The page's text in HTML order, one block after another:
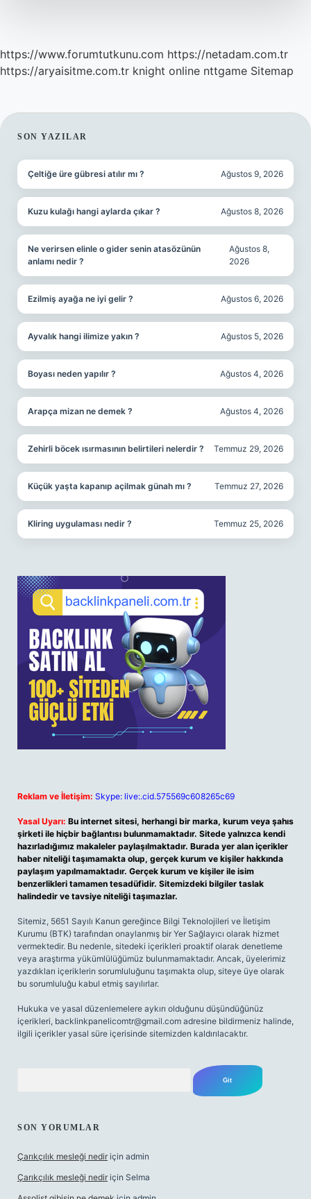
https://www.forumtutkunu.com https://netadam.com.tr
https://aryaisitme.com.tr knight online nttgame Sitemap
SIDEBAR
SON YAZILAR
Çeltiğe üre gübresi atılır mı ? Ağustos 9, 2026
Kuzu kulağı hangi aylarda çıkar ? Ağustos 8, 2026
Ne verirsen elinle o gider senin atasözünün
anlamı nedir ?
Ağustos 8,
2026
Ezilmiş ayağa ne iyi gelir ? Ağustos 6, 2026
Ayvalık hangi ilimize yakın ? Ağustos 5, 2026
Boyası neden yapılır ? Ağustos 4, 2026
Arapça mizan ne demek ? Ağustos 4, 2026
Zehirli böcek ısırmasının belirtileri nelerdir ? Temmuz 29, 2026
Küçük yaşta kapanıp açilmak günah mı ? Temmuz 27, 2026
Kliring uygulaması nedir ? Temmuz 25, 2026
Reklam ve İletişim: Skype: live:.cid.575569c608265c69
Yasal Uyarı: Bu internet sitesi, herhangi bir marka, kurum veya şahıs
şirketi ile hiçbir bağlantısı bulunmamaktadır. Sitede yalnızca kendi
hazırladığımız makaleler paylaşılmaktadır. Burada yer alan içerikler
haber niteliği taşımamakta olup, gerçek kurum ve kişiler hakkında
paylaşım yapılmamaktadır. Gerçek kurum ve kişiler ile isim
benzerlikleri tamamen tesadüfidir. Sitemizdeki bilgiler taslak
halindedir ve tavsiye niteliği taşımazlar.
Sitemiz, 5651 Sayılı Kanun gereğince Bilgi Teknolojileri ve İletişim
Kurumu (BTK) tarafından onaylanmış bir Yer Sağlayıcı olarak hizmet
vermektedir. Bu nedenle, sitedeki içerikleri proaktif olarak denetleme
veya araştırma yükümlülüğümüz bulunmamaktadır. Ancak, üyelerimiz
yazdıkları içeriklerin sorumluluğunu taşımakta olup, siteye üye olarak
bu sorumluluğu kabul etmiş sayılırlar.
Hukuka ve yasal düzenlemelere aykırı olduğunu düşündüğünüz
içerikleri, backlinkpanelicomtr@gmail.com adresine bildirmeniz halinde,
ilgili içerikler yasal süre içerisinde sitemizden kaldırılacaktır.
SON YORUMLAR
Çarıkçılık mesleği nedir için admin
Çarıkçılık mesleği nedir için Selma